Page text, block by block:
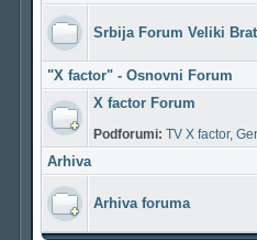
Srbija Forum Veliki Brat
"X factor" - Osnovni Forum
X factor Forum
Podforumi: TV X factor,
Arhiva
Arhiva foruma